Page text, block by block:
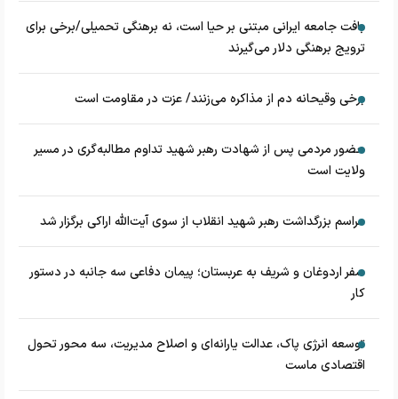
بافت جامعه ایرانی مبتنی بر حیا است، نه برهنگی تحمیلی/برخی برای
ترویج برهنگی دلار می‌گیرند
برخی وقیحانه دم از مذاکره می‌زنند/ عزت در مقاومت است
حضور مردمی پس از شهادت رهبر شهید تداوم مطالبه‌گری در مسیر
ولایت است
مراسم بزرگداشت رهبر شهید انقلاب از سوی آیت‌الله اراکی برگزار شد
سفر اردوغان و شریف به عربستان؛ پیمان دفاعی سه جانبه در دستور
کار
توسعه انرژی پاک، عدالت یارانه‌ای و اصلاح مدیریت، سه محور تحول
اقتصادی ماست